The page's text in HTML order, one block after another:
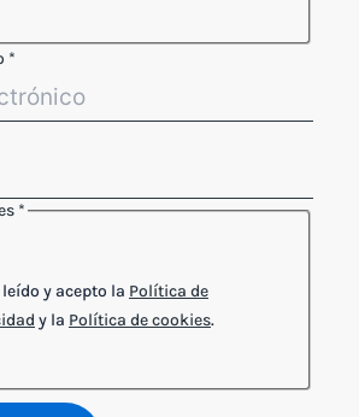
*
*
leído y acepto la Política de
y la Política de cookies.